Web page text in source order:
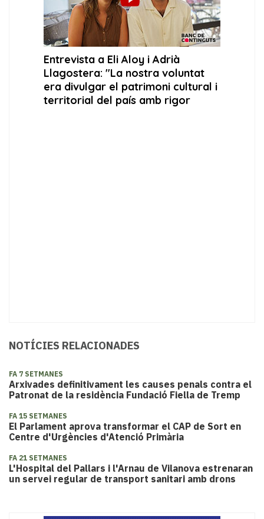
NOTÍCIES RELACIONADES
FA 7 SETMANES
Arxivades definitivament les causes penals contra el
Patronat de la residència Fundació Fiella de Tremp
FA 15 SETMANES
El Parlament aprova transformar el CAP de Sort en
Centre d'Urgències d'Atenció Primària
FA 21 SETMANES
​L'Hospital del Pallars i l'Arnau de Vilanova estrenaran
un servei regular de transport sanitari amb drons